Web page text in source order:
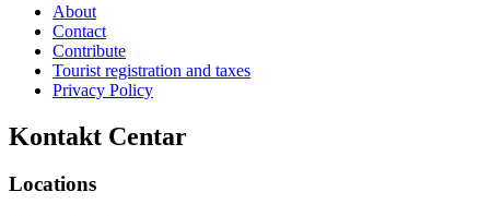
About
Contact
Contribute
Tourist registration and taxes
Privacy Policy
Kontakt Centar
Locations